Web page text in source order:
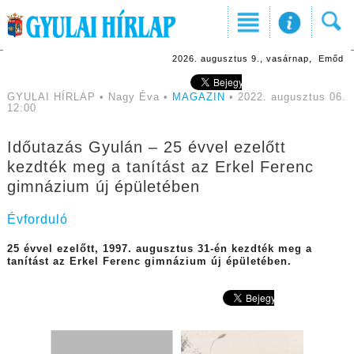
2026. augusztus 9., vasárnap, Emőd
GYULAI HÍRLAP • Nagy Éva • MAGAZIN • 2022. augusztus 06.
12:00
Időutazás Gyulán – 25 évvel ezelőtt
kezdték meg a tanítást az Erkel Ferenc
gimnázium új épületében
Évforduló
25 évvel ezelőtt, 1997. augusztus 31-én kezdték meg a
tanítást az Erkel Ferenc gimnázium új épületében.